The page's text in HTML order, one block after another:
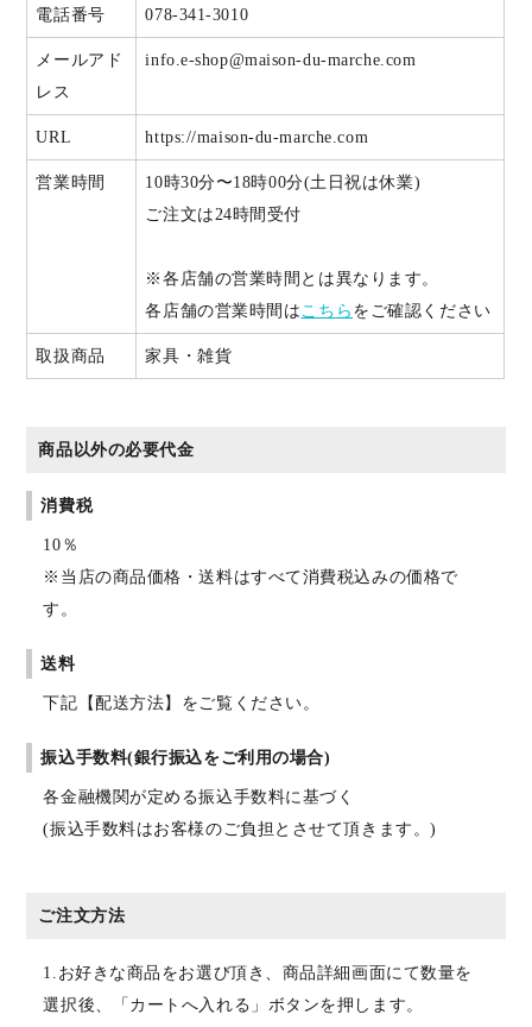
電話番号 078-341-3010
メールアド
レス
info.e-shop@maison-du-marche.com
URL https://maison-du-marche.com
営業時間
10時30分〜18時00分(土日祝は休業)
ご注文は24時間受付
※各店舗の営業時間とは異なります。
各店舗の営業時間はこちら をご確認ください
取扱商品 家具・雑貨
商品以外の必要代金
消費税
10％
※当店の商品価格・送料はすべて消費税込みの価格で
す。
送料
下記【配送方法】をご覧ください。
振込手数料(銀行振込をご利用の場合)
各金融機関が定める振込手数料に基づく
(振込手数料はお客様のご負担とさせて頂きます。)
ご注文方法
1.お好きな商品をお選び頂き、商品詳細画面にて数量を
選択後、「カートへ入れる」ボタンを押します。